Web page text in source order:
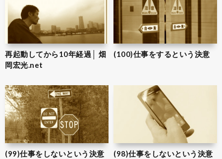
再起動してから10年経過│ 畑
岡宏光.net
(100)仕事をするという決意
(99)仕事をしないという決意
(98)仕事をしないという決意